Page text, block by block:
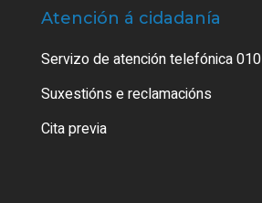
Atención á cidadanía
Servizo de atención telefónica 010
Suxestións e reclamacións
Cita previa